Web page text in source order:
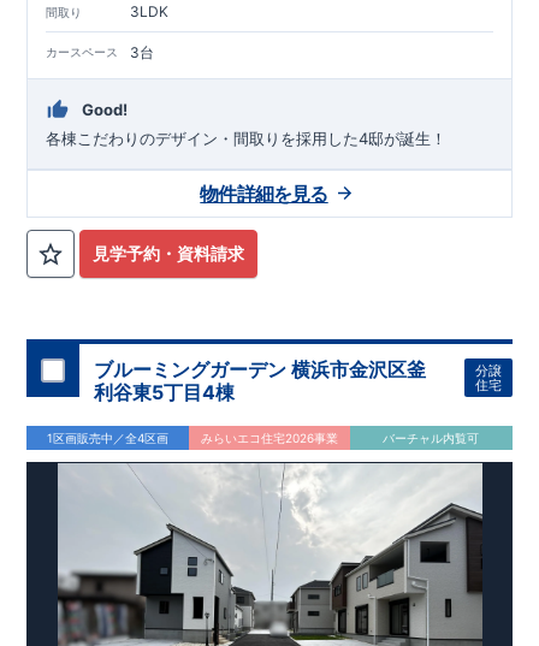
間取り 3LDK
カースペース 3台
Good!
各棟こだわりのデザイン・間取りを採用した4邸が誕生！
見学予約・資料請求
物件詳細を見る
ブルーミングガーデン 横浜市金沢区釜
利谷東5丁目4棟
分譲
住宅
1区画販売中／全4区画 みらいエコ住宅2026事業 バーチャル内覧可